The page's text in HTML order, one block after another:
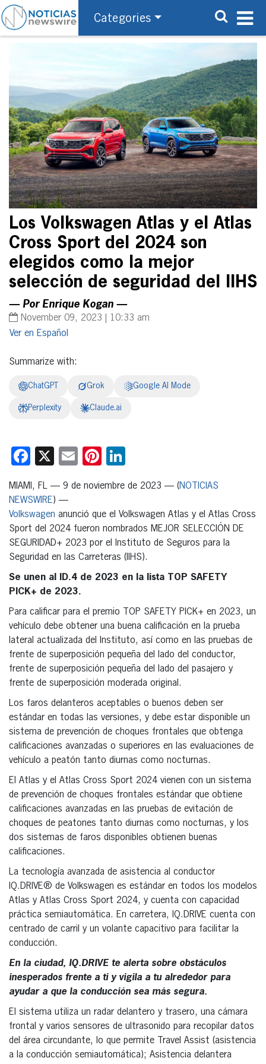
Categories
Los Volkswagen Atlas y el Atlas
Cross Sport del 2024 son
elegidos como la mejor
selección de seguridad del IIHS
— Por Enrique Kogan —
November 09, 2023 | 10:33 am
Español
Summarize with:
ChatGPT Grok Google AI Mode
Perplexity Claude.ai
Facebook
X EmailPinterest
MIAMI, FL — 9 de noviembre de 2023 — (NOTICIAS
NEWSWIRE) —
Volkswagen anunció que el Volkswagen Atlas y el Atlas Cross
Sport del 2024 fueron nombrados MEJOR SELECCIÓN DE
SEGURIDAD+ 2023 por el Instituto de Seguros para la
Seguridad en las Carreteras (IIHS).
Se unen al ID.4 de 2023 en la lista TOP SAFETY
PICK+ de 2023.
Para calificar para el premio TOP SAFETY PICK+ en 2023, un
vehículo debe obtener una buena calificación en la prueba
lateral actualizada del Instituto, así como en las pruebas de
frente de superposición pequeña del lado del conductor,
frente de superposición pequeña del lado del pasajero y
frente de superposición moderada original.
Los faros delanteros aceptables o buenos deben ser
estándar en todas las versiones, y debe estar disponible un
sistema de prevención de choques frontales que obtenga
calificaciones avanzadas o superiores en las evaluaciones de
vehículo a peatón tanto diurnas como nocturnas.
El Atlas y el Atlas Cross Sport 2024 vienen con un sistema
de prevención de choques frontales estándar que obtiene
calificaciones avanzadas en las pruebas de evitación de
choques de peatones tanto diurnas como nocturnas, y los
dos sistemas de faros disponibles obtienen buenas
calificaciones.
La tecnología avanzada de asistencia al conductor
IQ.DRIVE® de Volkswagen es estándar en todos los modelos
Atlas y Atlas Cross Sport 2024, y cuenta con capacidad
práctica semiautomática. En carretera, IQ.DRIVE cuenta con
centrado de carril y un volante capacitivo para facilitar la
conducción.
En la ciudad, IQ.DRIVE te alerta sobre obstáculos
inesperados frente a ti y vigila a tu alrededor para
ayudar a que la conducción sea más segura.
El sistema utiliza un radar delantero y trasero, una cámara
frontal y varios sensores de ultrasonido para recopilar datos
del área circundante, lo que permite Travel Assist (asistencia
a la conducción semiautomática); Asistencia delantera